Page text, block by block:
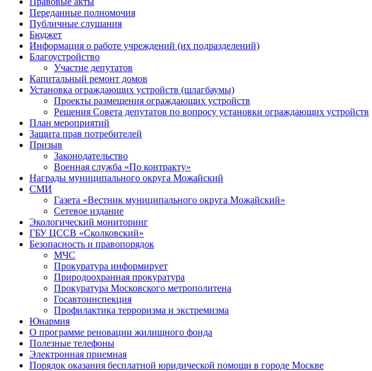
Переданные полномочия
Публичные слушания
Бюджет
Информация о работе учреждений (их подразделений)
Благоустройство
Участие депутатов
Капитальный ремонт домов
Установка ограждающих устройств (шлагбаумы)
Проекты размещения ограждающих устройств
Решения Совета депутатов по вопросу установки ограждающих устройств
План мероприятий
Защита прав потребителей
Призыв
Законодательство
Военная служба «По контракту»
Награды муниципального округа Можайский
СМИ
Газета «Вестник муниципального округа Можайский»
Сетевое издание
Экологический мониторинг
ГБУ ЦССВ «Сколковский»
Безопасность и правопорядок
МЧС
Прокуратура информирует
Природоохранная прокуратура
Прокуратура Московского метрополитена
Госавтоинспекция
Профилактика терроризма и экстремизма
Юнармия
О программе реновации жилищного фонда
Полезные телефоны
Электронная приемная
Порядок оказания бесплатной юридической помощи в городе Москве